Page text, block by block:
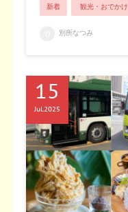
新着 観光・おでかけ
別所なつみ
15
Jul2025